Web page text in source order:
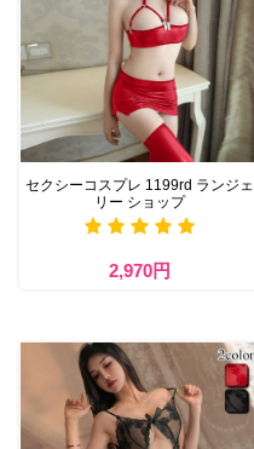
セクシーコスプレ 1199rd ランジェ
リー ショップ
2,970円